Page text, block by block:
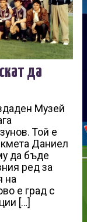
да
Музей
Той е
Даниел
да бъде
ред за
на
е град с
[…]